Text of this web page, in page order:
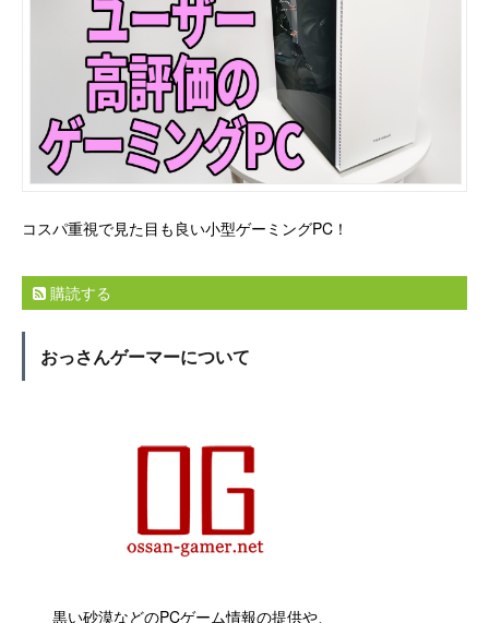
コスパ重視で見た目も良い小型ゲーミングPC！
購読する
おっさんゲーマーについて
黒い砂漠などのPCゲーム情報の提供や、